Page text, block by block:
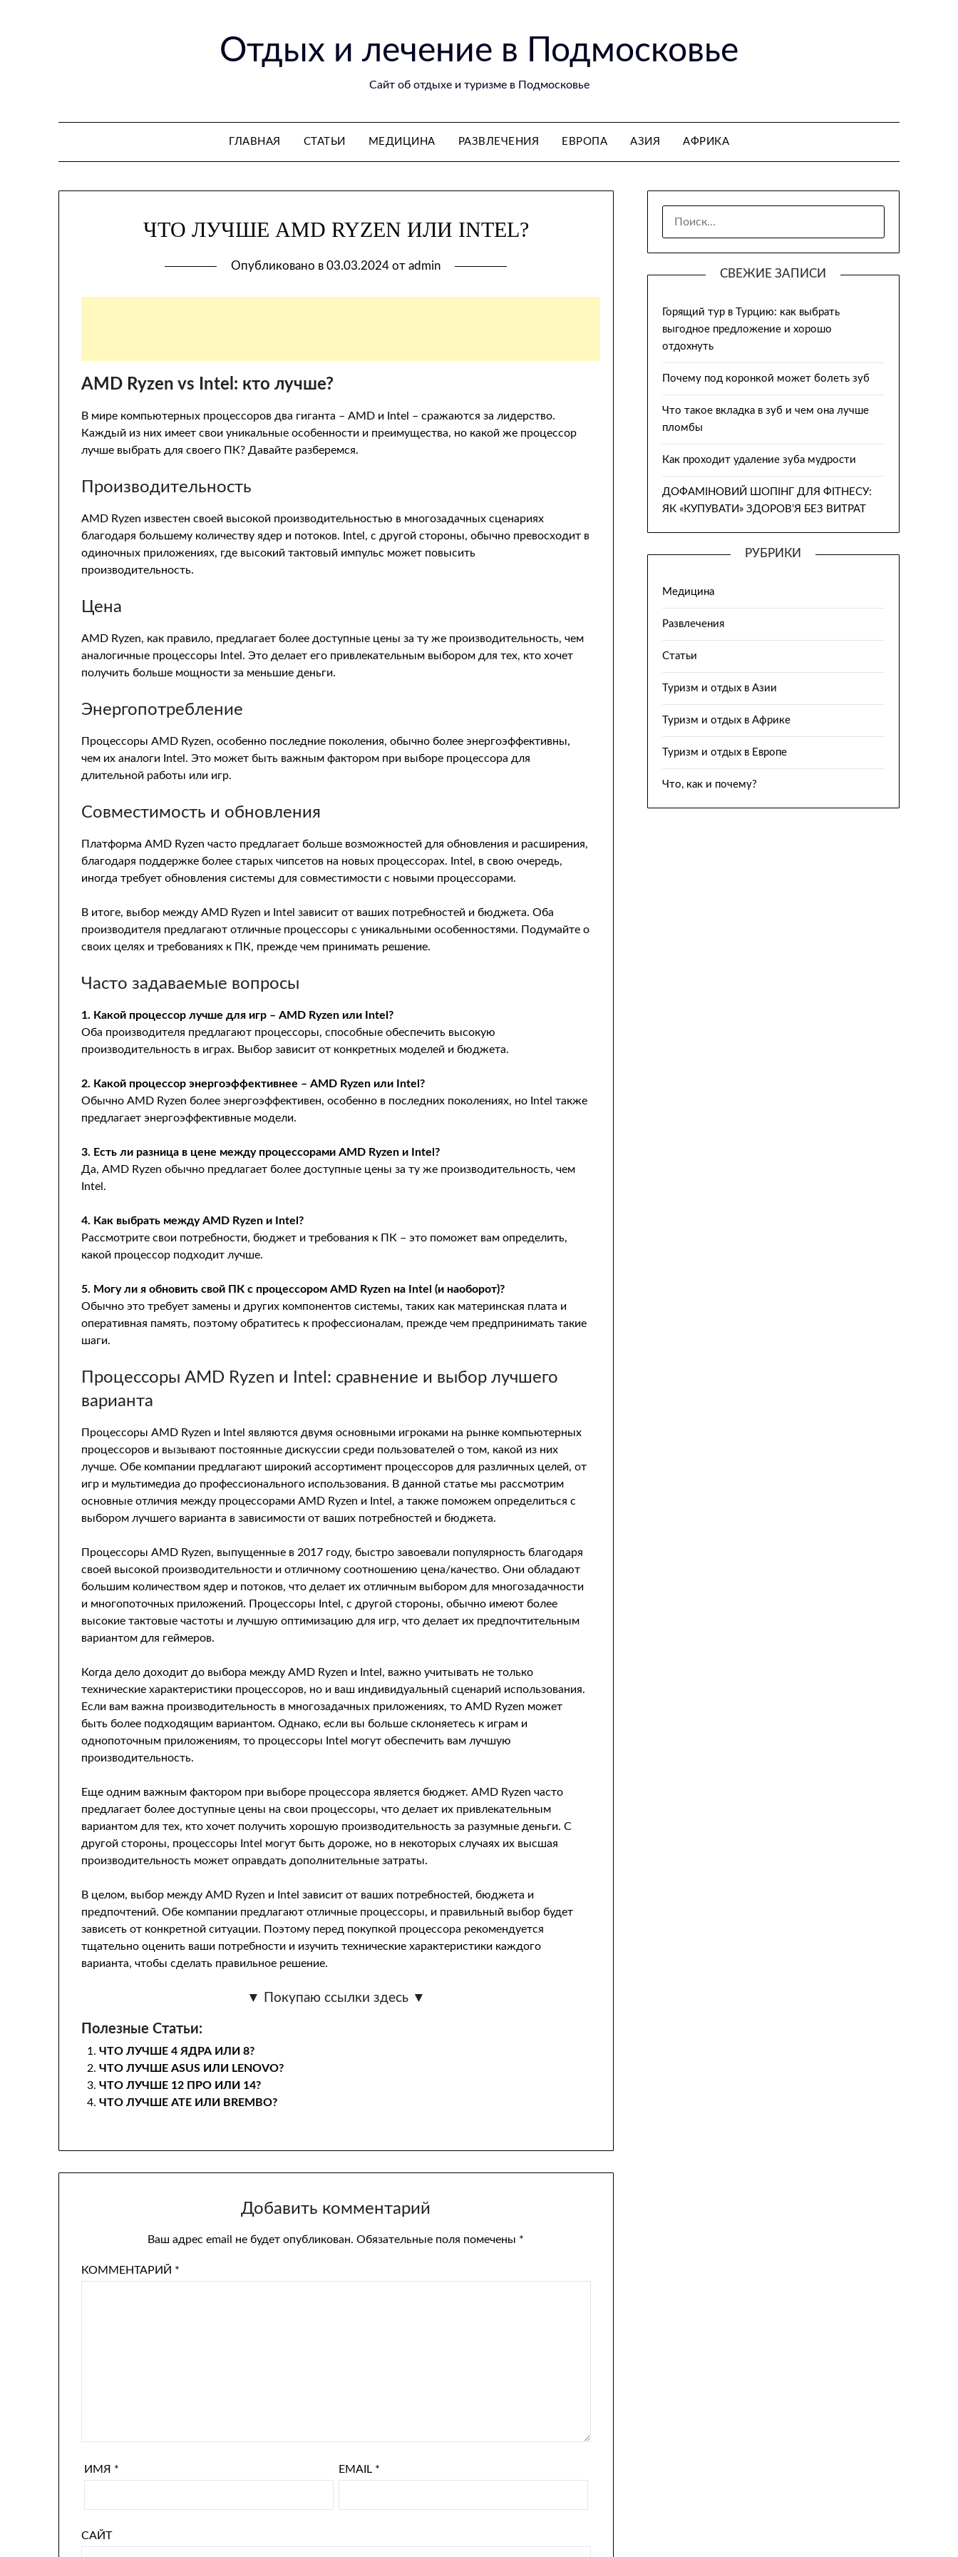
Отдых и лечение в Подмосковье
Сайт об отдыхе и туризме в Подмосковье
ГЛАВНАЯ СТАТЬИ МЕДИЦИНА РАЗВЛЕЧЕНИЯ ЕВРОПА АЗИЯ АФРИКА
ЧТО ЛУЧШЕ AMD RYZEN ИЛИ INTEL?
Опубликовано в03.03.2024 отadmin
AMD Ryzen vs Intel: кто лучше?
В мире компьютерных процессоров два гиганта – AMD и Intel – сражаются за лидерство.
Каждый из них имеет свои уникальные особенности и преимущества, но какой же процессор
лучше выбрать для своего ПК? Давайте разберемся.
Производительность
AMD Ryzen известен своей высокой производительностью в многозадачных сценариях
благодаря большему количеству ядер и потоков. Intel, с другой стороны, обычно превосходит в
одиночных приложениях, где высокий тактовый импульс может повысить
производительность.
Цена
AMD Ryzen, как правило, предлагает более доступные цены за ту же производительность, чем
аналогичные процессоры Intel. Это делает его привлекательным выбором для тех, кто хочет
получить больше мощности за меньшие деньги.
Энергопотребление
Процессоры AMD Ryzen, особенно последние поколения, обычно более энергоэффективны,
чем их аналоги Intel. Это может быть важным фактором при выборе процессора для
длительной работы или игр.
Совместимость и обновления
Платформа AMD Ryzen часто предлагает больше возможностей для обновления и расширения,
благодаря поддержке более старых чипсетов на новых процессорах. Intel, в свою очередь,
иногда требует обновления системы для совместимости с новыми процессорами.
В итоге, выбор между AMD Ryzen и Intel зависит от ваших потребностей и бюджета. Оба
производителя предлагают отличные процессоры с уникальными особенностями. Подумайте о
своих целях и требованиях к ПК, прежде чем принимать решение.
Часто задаваемые вопросы
1. Какой процессор лучше для игр – AMD Ryzen или Intel?
Оба производителя предлагают процессоры, способные обеспечить высокую
производительность в играх. Выбор зависит от конкретных моделей и бюджета.
2. Какой процессор энергоэффективнее – AMD Ryzen или Intel?
Обычно AMD Ryzen более энергоэффективен, особенно в последних поколениях, но Intel также
предлагает энергоэффективные модели.
3. Есть ли разница в цене между процессорами AMD Ryzen и Intel?
Да, AMD Ryzen обычно предлагает более доступные цены за ту же производительность, чем
Intel.
4. Как выбрать между AMD Ryzen и Intel?
Рассмотрите свои потребности, бюджет и требования к ПК – это поможет вам определить,
какой процессор подходит лучше.
5. Могу ли я обновить свой ПК с процессором AMD Ryzen на Intel (и наоборот)?
Обычно это требует замены и других компонентов системы, таких как материнская плата и
оперативная память, поэтому обратитесь к профессионалам, прежде чем предпринимать такие
шаги.
Процессоры AMD Ryzen и Intel: сравнение и выбор лучшего
варианта
Процессоры AMD Ryzen и Intel являются двумя основными игроками на рынке компьютерных
процессоров и вызывают постоянные дискуссии среди пользователей о том, какой из них
лучше. Обе компании предлагают широкий ассортимент процессоров для различных целей, от
игр и мультимедиа до профессионального использования. В данной статье мы рассмотрим
основные отличия между процессорами AMD Ryzen и Intel, а также поможем определиться с
выбором лучшего варианта в зависимости от ваших потребностей и бюджета.
Процессоры AMD Ryzen, выпущенные в 2017 году, быстро завоевали популярность благодаря
своей высокой производительности и отличному соотношению цена/качество. Они обладают
большим количеством ядер и потоков, что делает их отличным выбором для многозадачности
и многопоточных приложений. Процессоры Intel, с другой стороны, обычно имеют более
высокие тактовые частоты и лучшую оптимизацию для игр, что делает их предпочтительным
вариантом для геймеров.
Когда дело доходит до выбора между AMD Ryzen и Intel, важно учитывать не только
технические характеристики процессоров, но и ваш индивидуальный сценарий использования.
Если вам важна производительность в многозадачных приложениях, то AMD Ryzen может
быть более подходящим вариантом. Однако, если вы больше склоняетесь к играм и
однопоточным приложениям, то процессоры Intel могут обеспечить вам лучшую
производительность.
Еще одним важным фактором при выборе процессора является бюджет. AMD Ryzen часто
предлагает более доступные цены на свои процессоры, что делает их привлекательным
вариантом для тех, кто хочет получить хорошую производительность за разумные деньги. С
другой стороны, процессоры Intel могут быть дороже, но в некоторых случаях их высшая
производительность может оправдать дополнительные затраты.
В целом, выбор между AMD Ryzen и Intel зависит от ваших потребностей, бюджета и
предпочтений. Обе компании предлагают отличные процессоры, и правильный выбор будет
зависеть от конкретной ситуации. Поэтому перед покупкой процессора рекомендуется
тщательно оценить ваши потребности и изучить технические характеристики каждого
варианта, чтобы сделать правильное решение.
▼ Покупаю ссылки здесь ▼
Полезные Статьи:
ЧТО ЛУЧШЕ 4 ЯДРА ИЛИ 8?
ЧТО ЛУЧШЕ ASUS ИЛИ LENOVO?
ЧТО ЛУЧШЕ 12 ПРО ИЛИ 14?
ЧТО ЛУЧШЕ ATE ИЛИ BREMBO?
Добавить комментарий
Ваш адрес email не будет опубликован. Обязательные поля помечены *
КОММЕНТАРИЙ *
ИМЯ * EMAIL *
САЙТ
СВЕЖИЕ ЗАПИСИ
Горящий тур в Турцию: как выбрать
выгодное предложение и хорошо
отдохнуть
Почему под коронкой может болеть зуб
Что такое вкладка в зуб и чем она лучше
пломбы
Как проходит удаление зуба мудрости
ДОФАМІНОВИЙ ШОПІНГ ДЛЯ ФІТНЕСУ:
ЯК «КУПУВАТИ» ЗДОРОВ’Я БЕЗ ВИТРАТ
РУБРИКИ
Медицина
Развлечения
Статьи
Туризм и отдых в Азии
Туризм и отдых в Африке
Туризм и отдых в Европе
Что, как и почему?